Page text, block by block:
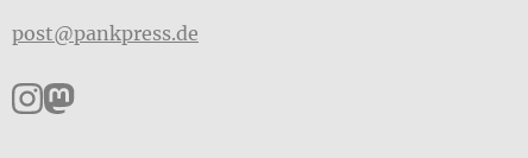
post@pankpress.de
Pankpress auf Instagram
Pankpress auf Mastodon